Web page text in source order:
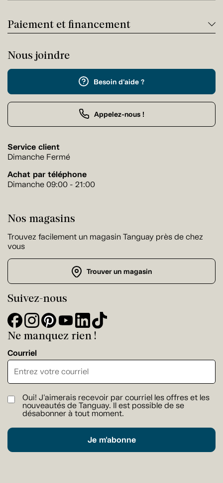
Paiement et financement
Nous joindre
Besoin d'aide ?
Appelez-nous !
Service client
Dimanche Fermé
Achat par téléphone
Dimanche 09:00 - 21:00
Nos magasins
Trouvez facilement un magasin Tanguay près de chez
vous
Trouver un magasin
Suivez-nous
Ne manquez rien !
Courriel
Oui! J'aimerais recevoir par courriel les offres et les
nouveautés de Tanguay. Il est possible de se
désabonner à tout moment.
Je m'abonne